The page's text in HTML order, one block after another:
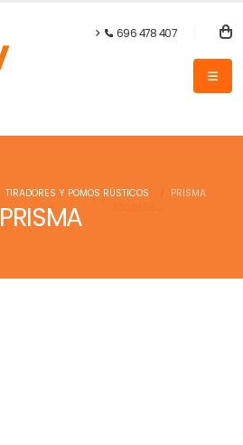
696 478 407
PRISMA
TIRADORES Y POMOS RÚSTICOS PRISMA